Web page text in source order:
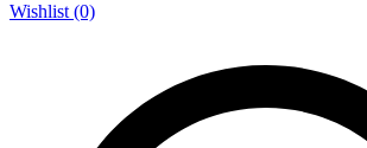
Wishlist (0)